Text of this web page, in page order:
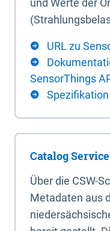
und Werte der
URL zu
SensorThings
Catalog
Über die CSW-
Metadaten aus